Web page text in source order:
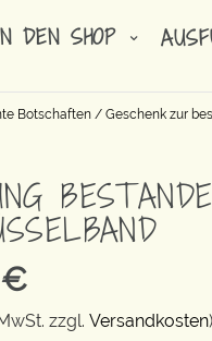
DEN SHOP
Botschaften / Geschenk zur
€
zzgl. Versandkosten)